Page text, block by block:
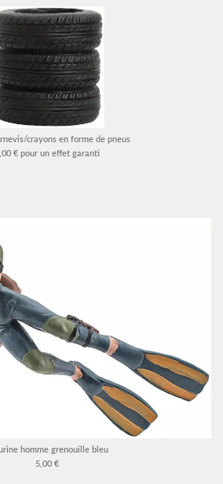
crayons en forme de pneus
€ pour un effet garanti
homme grenouille bleu
5,00 €